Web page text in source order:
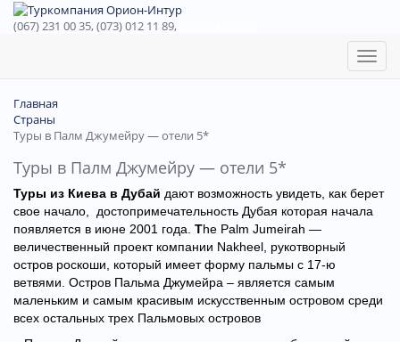
(067) 231 00 35, (073) 012 11 89,
Toggle
Главная
Страны
Туры в Палм Джумейру — отели 5*
Туры в Палм Джумейру — отели 5*
Туры из Киева в Дубай дают возможность увидеть, как берет
свое начало, достопримечательность Дубая которая начала
появляется в июне 2001 года. The Palm Jumeirah —
величественный проект компании Nakheel, рукотворный
остров роскоши, который имеет форму пальмы с 17-ю
ветвями. Остров Пальма Джумейра – является самым
маленьким и самым красивым искусственным островом среди
всех остальных трех Пальмовых островов